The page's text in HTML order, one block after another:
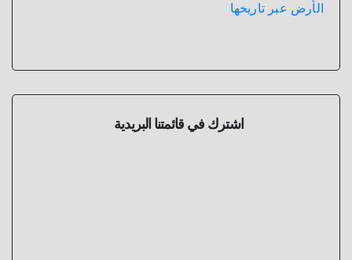
الأرض عبر تاريخها
اشترك في قائمتنا البريدية